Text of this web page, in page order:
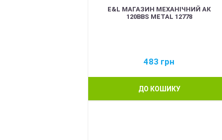
E&L МАГАЗИН МЕХАНІЧНИЙ АК
120BBS METAL 12778
483 грн
ДО КОШИКУ